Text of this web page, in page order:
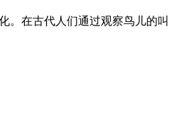
。在古代人们通过观察鸟儿的叫